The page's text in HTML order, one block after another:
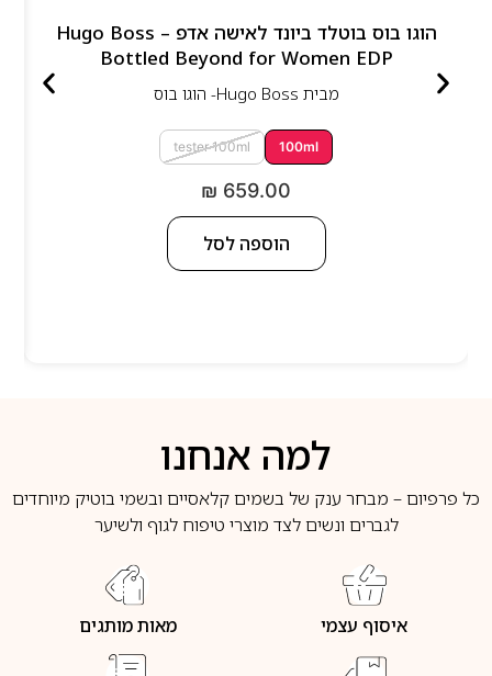
הוגו בוס בוטלד ביונד לאישה אדפ – Hugo Boss
Bottled Beyond for Women EDP
מבית Hugo Boss- הוגו בוס
100ml
tester 100ml
₪ 659.00
הוספה לסל
למה אנחנו
כל פרפיום – מבחר ענק של בשמים קלאסיים ובשמי בוטיק מיוחדים
לגברים ונשים לצד מוצרי טיפוח לגוף ולשיער
איסוף עצמי מאות מותגים